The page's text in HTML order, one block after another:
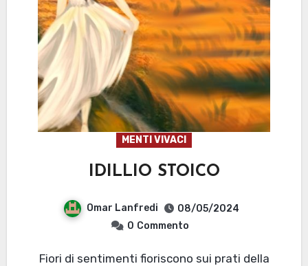
MENTI VIVACI
IDILLIO STOICO
Omar Lanfredi
08/05/2024
0 Commento
Fiori di sentimenti fioriscono sui prati della